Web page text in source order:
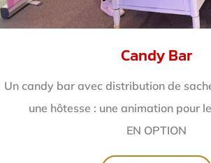
Candy Bar
Un candy bar avec distribution de
une hôtesse : une animation pour
EN OPTION